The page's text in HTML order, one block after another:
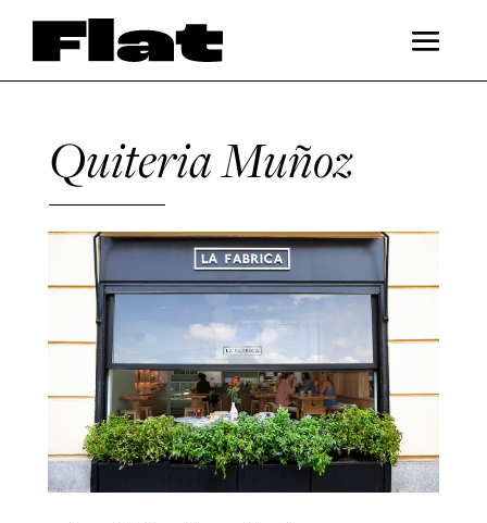
Quiteria Muñoz